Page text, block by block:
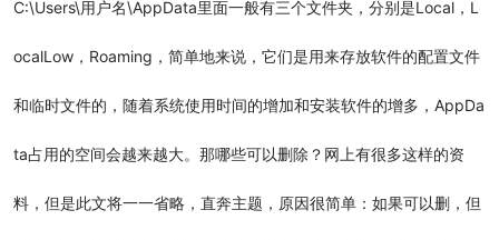
C:\Users\用户名\AppData里面一般有三个文件夹，分别是Local，L
ocalLow，Roaming，简单地来说，它们是用来存放软件的配置文件
和临时文件的，随着系统使用时间的增加和安装软件的增多，AppDa
ta占用的空间会越来越大。那哪些可以删除？网上有很多这样的资
料，但是此文将一一省略，直奔主题，原因很简单：如果可以删，但